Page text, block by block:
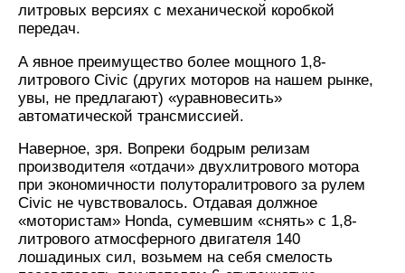
литровых версиях с механической коробкой
передач.
А явное преимущество более мощного 1,8-
литрового Civic (других моторов на нашем рынке,
увы, не предлагают) «уравновесить»
автоматической трансмиссией.
Наверное, зря. Вопреки бодрым релизам
производителя «отдачи» двухлитрового мотора
при экономичности полуторалитрового за рулем
Civic не чувствовалось. Отдавая должное
«мотористам» Honda, сумевшим «снять» с 1,8-
литрового атмосферного двигателя 140
лошадиных сил, возьмем на себя смелость